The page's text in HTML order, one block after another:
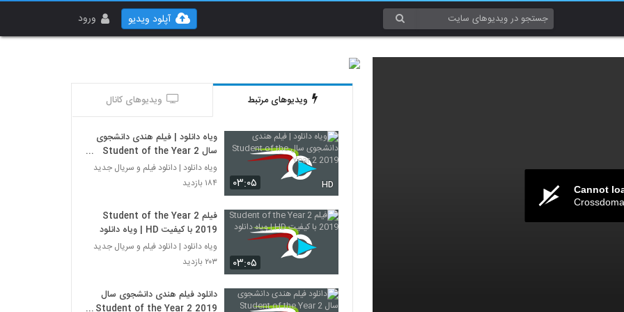
ورود آپلود ویدیو
Cannot
ویدیوهای مرتبط ویدیوهای کانال
۰۳:۰۵ HD
ویاه دانلود | فیلم هندی دانشجوی
سال Student of the Year 2
2019
ویاه دانلود | دانلود فیلم و سریال جدید
۱۸۴ بازدید
۰۳:۰۵
فیلم Student of the Year 2
2019 با کیفیت HD | ویاه دانلود
ویاه دانلود | دانلود فیلم و سریال جدید
۲۰۳ بازدید
دانلود فیلم هندی دانشجوی سال
Student of the Year 2 2019 با